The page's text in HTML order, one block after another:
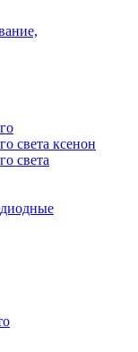
света ксенон
света